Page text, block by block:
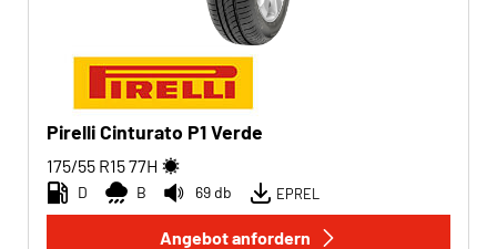
Pirelli Cinturato P1 Verde
175/55 R1577H
D B 69 db EPREL
Angebot anfordern